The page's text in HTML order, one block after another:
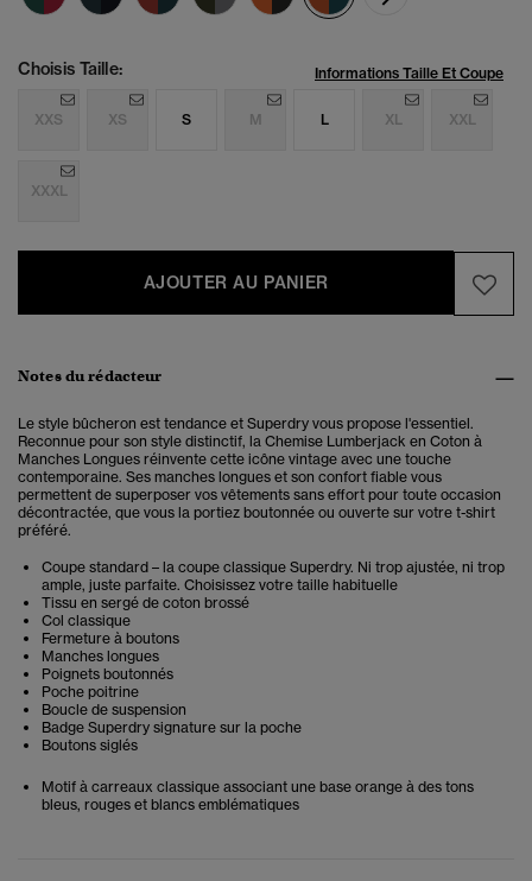
Choisis Taille: Informations Taille Et Coupe
XXS XS S M L XL XXL
XXXL
AJOUTER AU PANIER
Notes du rédacteur
Le style bûcheron est tendance et Superdry vous propose l'essentiel.
Reconnue pour son style distinctif, la Chemise Lumberjack en Coton à
Manches Longues réinvente cette icône vintage avec une touche
contemporaine. Ses manches longues et son confort fiable vous
permettent de superposer vos vêtements sans effort pour toute occasion
décontractée, que vous la portiez boutonnée ou ouverte sur votre t-shirt
préféré.
Coupe standard – la coupe classique Superdry. Ni trop ajustée, ni trop
ample, juste parfaite. Choisissez votre taille habituelle
Tissu en sergé de coton brossé
Col classique
Fermeture à boutons
Manches longues
Poignets boutonnés
Poche poitrine
Boucle de suspension
Badge Superdry signature sur la poche
Boutons siglés
Motif à carreaux classique associant une base orange à des tons
bleus, rouges et blancs emblématiques